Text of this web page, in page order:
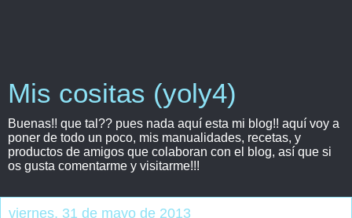
Mis cositas (yoly4)
Buenas!! que tal?? pues nada aquí esta mi blog!! aquí voy a
poner de todo un poco, mis manualidades, recetas, y
productos de amigos que colaboran con el blog, así que si
os gusta comentarme y visitarme!!!
viernes, 31 de mayo de 2013